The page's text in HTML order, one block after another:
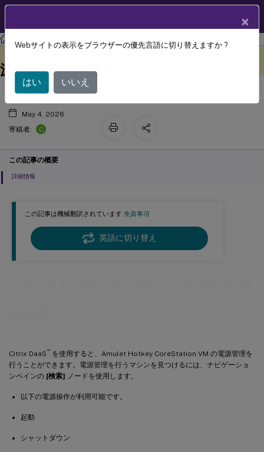
Citrix DaaS
この記事は機械翻訳されています.免責事項
英語に切り替え
Citrix DaaS ™
を使用すると、Amulet Hotkey CoreStation VM の電源管理を
行うことができます。電源管理を行うマシンを見つけるには、ナビゲーショ
ンペインの [検索] ノードを使用します。
以下の電源操作が利用可能です。
起動
シャットダウン
Amulet Hotkey CoreStation VM の電
源管理 (プレビュー)
May 4, 2026
寄稿者:
C
この記事の概要
詳細情報
×
Webサイトの表示をブラウザーの優先言語に切り替えますか ?
はい いいえ